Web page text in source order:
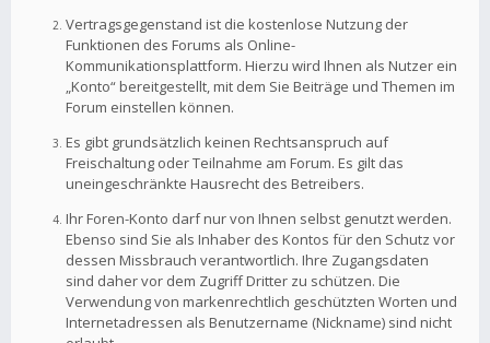
Vertragsgegenstand ist die kostenlose Nutzung der
Funktionen des Forums als Online-
Kommunikationsplattform. Hierzu wird Ihnen als Nutzer ein
„Konto“ bereitgestellt, mit dem Sie Beiträge und Themen im
Forum einstellen können.
Es gibt grundsätzlich keinen Rechtsanspruch auf
Freischaltung oder Teilnahme am Forum. Es gilt das
uneingeschränkte Hausrecht des Betreibers.
Ihr Foren-Konto darf nur von Ihnen selbst genutzt werden.
Ebenso sind Sie als Inhaber des Kontos für den Schutz vor
dessen Missbrauch verantwortlich. Ihre Zugangsdaten
sind daher vor dem Zugriff Dritter zu schützen. Die
Verwendung von markenrechtlich geschützten Worten und
Internetadressen als Benutzername (Nickname) sind nicht